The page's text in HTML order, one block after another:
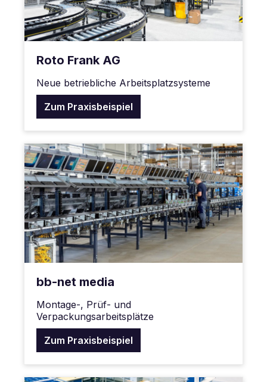
Roto Frank AG
Neue betriebliche Arbeitsplatzsysteme
Zum Praxisbeispiel
bb-net media
Montage-, Prüf- und
Verpackungsarbeitsplätze
Zum Praxisbeispiel